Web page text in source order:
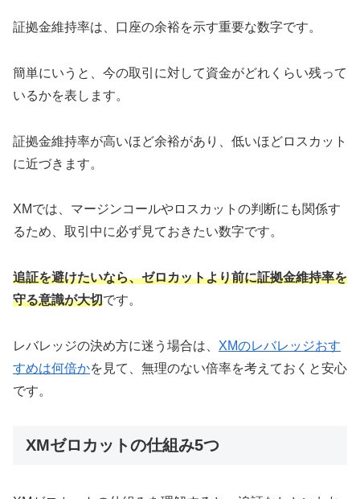
証拠金維持率は、口座の余裕を示す重要な数字です。
簡単にいうと、今の取引に対して資金がどれくらい残って
いるかを表します。
証拠金維持率が高いほど余裕があり、低いほどロスカット
に近づきます。
XMでは、マージンコールやロスカットの判断にも関係す
るため、取引中に必ず見ておきたい数字です。
追証を避けたいなら、ゼロカットより前に証拠金維持率を
守る意識が大切です。
レバレッジの決め方に迷う場合は、 XMのレバレッジおす
すめは何倍かを見て、無理のない倍率を考えておくと安心
です。
XMゼロカットの仕組み5つ